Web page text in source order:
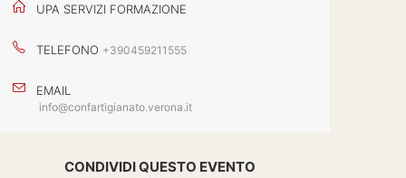
UPA SERVIZI FORMAZIONE
TELEFONO +390459211555
EMAIL
info@confartigianato.verona.it
CONDIVIDI QUESTO EVENTO